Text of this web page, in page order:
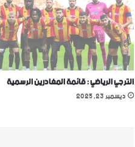
الترجي الرياضي : قائمة المغادرين الرسمية
ديسمبر 23, 2025